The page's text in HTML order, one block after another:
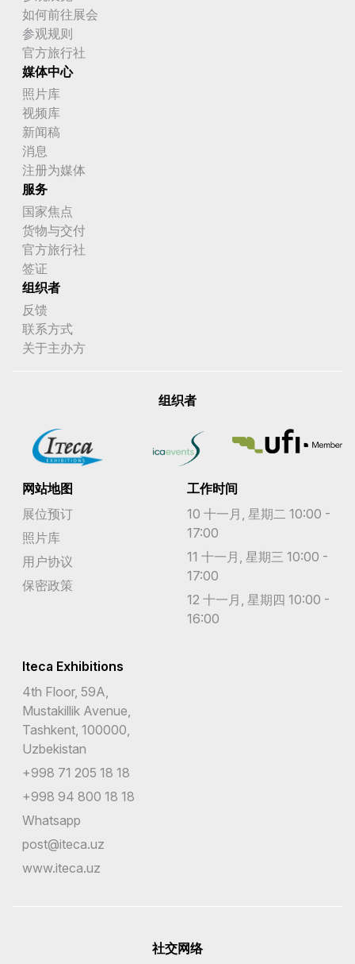
如何前往展会
参观规则
官方旅行社
媒体中心
照片库
视频库
新闻稿
消息
注册为媒体
服务
国家焦点
货物与交付
官方旅行社
签证
组织者
反馈
联系方式
关于主办方
组织者
网站地图
展位预订
照片库
用户协议
保密政策
工作时间
10 十一月, 星期二 10:00 -
17:00
11 十一月, 星期三 10:00 -
17:00
12 十一月, 星期四 10:00 -
16:00
Iteca Exhibitions
4th Floor, 59A,
Mustakillik Avenue,
Tashkent, 100000,
Uzbekistan
+998 71 205 18 18
+998 94 800 18 18
Whatsapp
post@iteca.uz
www.iteca.uz
社交网络